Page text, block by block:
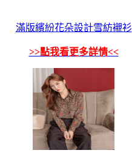
滿版繽紛花朵設計雪紡襯衫
>>點我看更多詳情<<